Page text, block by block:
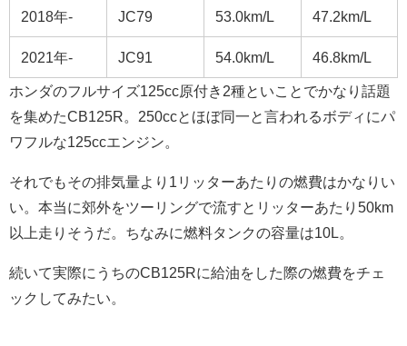
2018年- JC79 53.0km/L 47.2km/L
2021年- JC91 54.0km/L 46.8km/L
ホンダのフルサイズ125cc原付き2種といことでかなり話題
を集めたCB125R。250ccとほぼ同一と言われるボディにパ
ワフルな125ccエンジン。
それでもその排気量より1リッターあたりの燃費はかなりい
い。本当に郊外をツーリングで流すとリッターあたり50km
以上走りそうだ。ちなみに燃料タンクの容量は10L。
続いて実際にうちのCB125Rに給油をした際の燃費をチェ
ックしてみたい。